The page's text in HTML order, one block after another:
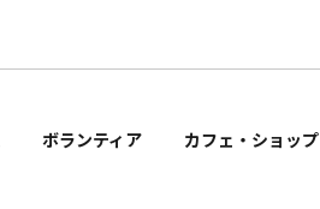
ボランティア カフェ・ショップ